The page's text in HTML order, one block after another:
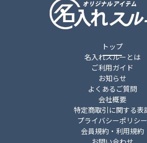
トップ
名入れスルーとは
ご利用ガイド
お知らせ
よくあるご質問
会社概要
特定商取引に関する表
プライバシーポリシー
会員規約・利用規約